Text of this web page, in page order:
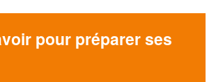
pour préparer ses